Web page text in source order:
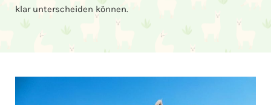
klar unterscheiden können.